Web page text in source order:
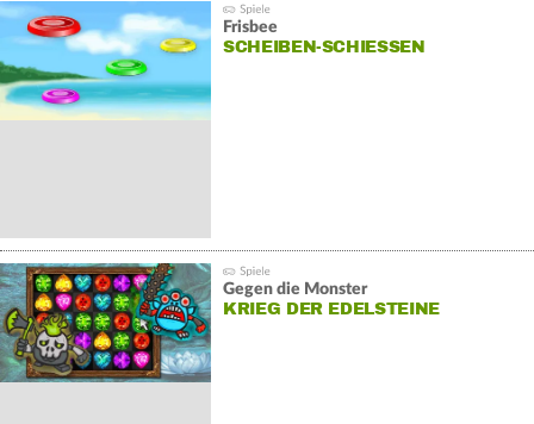
Frisbee
SCHEIBEN-SCHIESSEN
Gegen die Monster
KRIEG DER EDELSTEINE